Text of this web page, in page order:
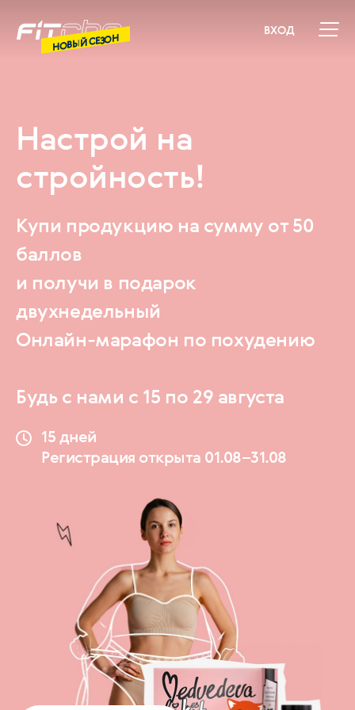
Настрой на
стройность!
Купи продукцию на сумму от 50
баллов
и получи в подарок
двухнедельный
Онлайн-марафон по похудению
Будь с нами с 15 по 29 августа
15 дней
Регистрация открыта 01.08–31.08
НОВЫЙ СЕЗОН
ВХОД